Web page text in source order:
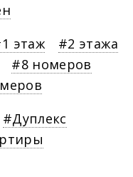
1 этаж
2 этажа
8 номеров
Дуплекс